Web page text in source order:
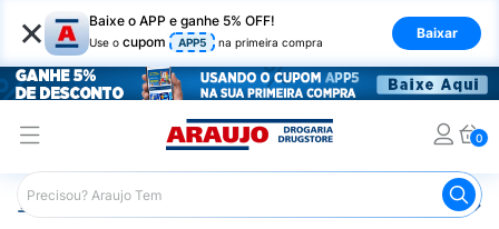
× Baixe o APP e ganhe 5% OFF!
Use o cupom APP5 na primeira compra
Baixar
0
Araujo Nutrição Saudável Suplementos Alimentares